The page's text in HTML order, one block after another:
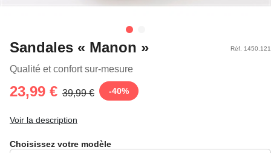
Sandales « Manon »
Qualité et confort sur-mesure
Réf. 1450.121
23,99 € 39,99 € -40%
Voir la description
Choisissez votre modèle